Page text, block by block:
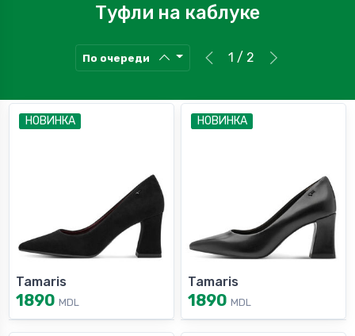
Туфли на каблуке
По очереди 1 / 2
НОВИНКА
Tamaris
1890 MDL
НОВИНКА
Tamaris
1890 MDL